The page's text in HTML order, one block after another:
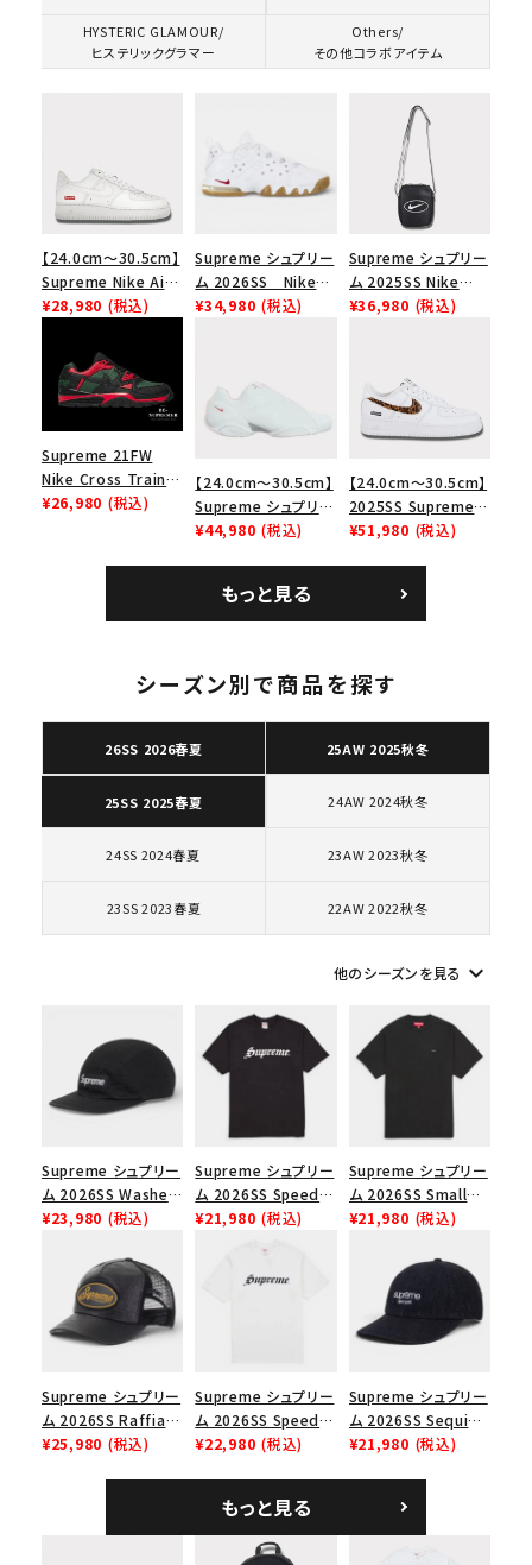
人気ワード 2026SS 2025AW 2025SS
Tシャツ・ロングスリーブ
キャップ・ハット
パーカー・クルーネック
ショルダー・ウエストバッグ
カテゴリーから探す
並び順
価格から探す
円 ～
円
在庫のない商品を表示する
絞り込んで検索する
HYSTERIC GLAMOUR/
ヒステリックグラマー
Others/
その他コラボアイテム
【24.0cm～30.5cm】
Supreme Nike Air
Force 1 Low シュプ
ース１スニーカー シ
ューズ ホワイト
¥28,980 (税込)
Supreme シュプリー
ム 2026SS Nike
SB Air Max 2 CB 94
¥34,980 (税込)
Supreme シュプリー
ム 2025SS Nike
Leather Shoulder
¥36,980 (税込)
Supreme 21FW
Nike Cross Trainer
Low ナイキクロスト
¥26,980 (税込)
【24.0cm～30.5cm】
Supreme シュプリー
ム 2023AW Nike
カー ホワイト 白
¥44,980 (税込)
【24.0cm～30.5cm】
2025SS Supreme
GOODENOUGH
ムグッドイナフ ナイキ
エアフォース１スニー
ト
¥51,980 (税込)
もっと見る
シーズン別で商品を探す
26SS 2026春夏 25AW 2025秋冬
25SS 2025春夏 24AW 2024秋冬
24SS 2024春夏 23AW 2023秋冬
23SS 2023春夏 22AW 2022秋冬
他のシーズンを見る keyboard_arrow_down
Supreme シュプリー
ム 2026SS Washed
Chino Twill Camp
ノツイル キャンプキャ
ップ ブラック
¥23,980 (税込)
Supreme シュプリー
ム 2026SS Speed
Tee スピードTシャツ
¥21,980 (税込)
Supreme シュプリー
ム 2026SS Small
Box Tee スモールボ
¥21,980 (税込)
Supreme シュプリー
ム 2026SS Raffia
Mesh Back 5-Panel
¥25,980 (税込)
Supreme シュプリー
ム 2026SS Speed
Tee スピードTシャツ
¥22,980 (税込)
Supreme シュプリー
ム 2026SS Sequin
Denim Classic
シックロゴ 6パネルキ
ャップ ブラック
¥21,980 (税込)
もっと見る